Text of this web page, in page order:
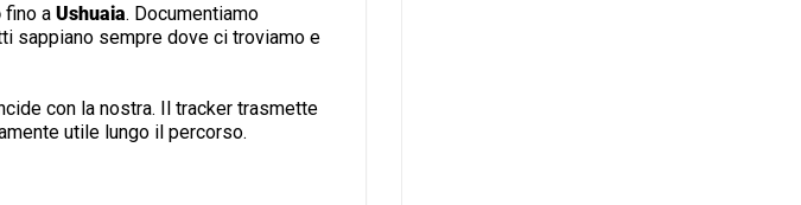
fino a Ushuaia. Documentiamo
sappiano sempre dove ci troviamo e
con la nostra. Il tracker trasmette
utile lungo il percorso.